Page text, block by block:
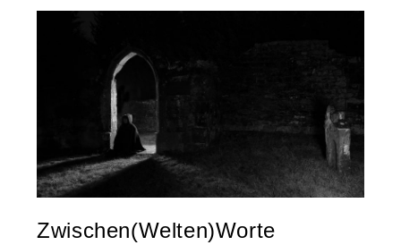
Zwischen(Welten)Worte